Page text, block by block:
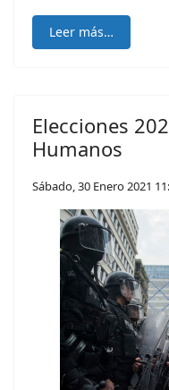
Leer más…
Elecciones
Humanos
Sábado, 30 Enero 2021